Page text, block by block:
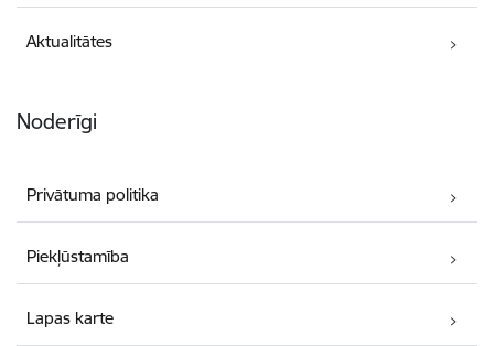
Aktualitātes
Noderīgi
Privātuma politika
Piekļūstamība
Lapas karte